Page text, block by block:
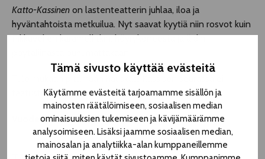
Tämä sivusto käyttää evästeitä
Käytämme evästeitä tarjoamamme sisällön ja
mainosten räätälöimiseen, sosiaalisen median
ominaisuuksien tukemiseen ja kävijämäärämme
analysoimiseen. Lisäksi jaamme sosiaalisen median,
mainosalan ja analytiikka-alan kumppaneillemme
Katto-Kassinen on lastenteatterin juhlaa, iloa ja
hyväntahtoista metkuilua. Nyt saavat kyytiä niin rosvot kuin
Pikkuveljen karamellitkin, höyrykoneesta ja äidin
Tule mukaan pitämään hauskaa! Kassisen seurassa ei
taatusti ole tylsää!
Vuoden 2026 OFF-ohjelmistoa